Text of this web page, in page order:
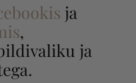
ja
,
ja